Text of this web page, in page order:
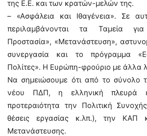
της Ε.Ε. και των κρατών-μελών της.
– «Ασφάλεια και Ιθαγένεια». Σε
περιλαμβάνονται τα Ταμεία
Προστασία», «Μετανάστευση»,
συνεργασία και το πρόγραμμα
Πολίτες». Η Ευρώπη-φρούριο με άλλα
Να σημειώσουμε ότι από το σύνολο
νέου ΠΔΠ, η ελληνική πλευρά
προτεραιότητα την Πολιτική
θέσεις εργασίας κ.λπ.), την ΚΑΠ
Μετανάστευσης.